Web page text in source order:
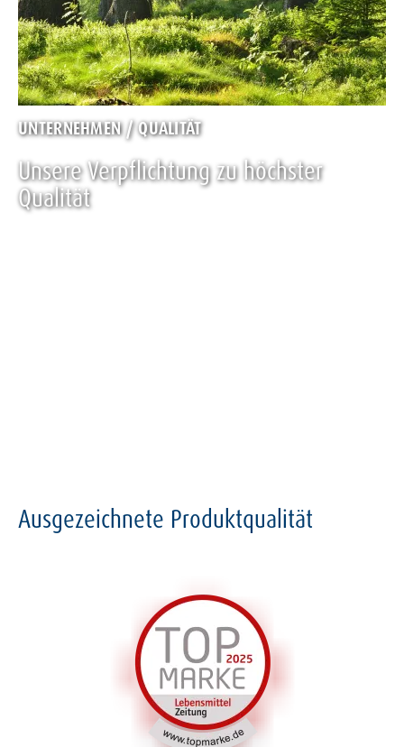
UNTERNEHMEN / QUALITÄT
Unsere Verpflichtung zu höchster
Qualität
Ausgezeichnete Produktqualität